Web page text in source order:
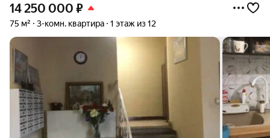
14 250 000 ₽
75 м² 3-комн. квартира 1 этаж из 12